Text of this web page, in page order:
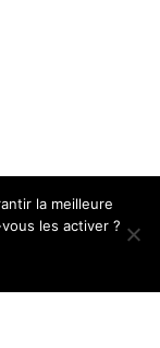
la meilleure
les activer ?